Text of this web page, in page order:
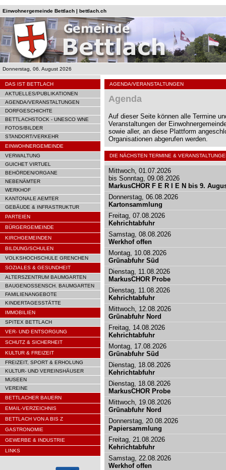
Einwohnergemeinde Bettlach | bettlach.ch
Donnerstag, 06. August 2026
DAS IST BETTLACH
AKTUELLES/PUBLIKATIONEN
AGENDA/VERANSTALTUNGEN
DORFGESCHICHTE
BETTLACHSTOCK - UNESCO WNE
FOTOS/BILDER
STANDORT/VERKEHR
EINWOHNERGEMEINDE
VERWALTUNG
GUICHET VIRTUEL
BEHÖRDEN/ORGANE
NEBENÄMTER
WERKHOF
KANTONALE AEMTER
GEBÄUDE & INFRASTRUKTUR
PARTEIEN
BÜRGERGEMEINDE
KIRCHGEMEINDEN
BILDUNG/SCHULEN
VOLKSHOCHSCHULE GRENCHEN
SOZIALES & GESUNDHEIT
ALTERSZENTRUM BAUMGARTEN
BAUGENOSSENSCH. BAUMGARTEN
FAMILIENANGEBOTE
KINDERTAGESSTÄTTE
IMMOBILIEN
SPITEX BETTLACH
VER- UND ENTSORGUNG
SCHUTZ & SICHERHEIT
KULTUR & FREIZEIT
FREIZEIT, SPORT & ERHOLUNG
KULTUR- UND VEREINSHÄUSER
MUSEEN
VEREINE
BETTLACHER BAUERN
EMAIL-VERZEICHNIS
BETTLACH VON A BIS Z
GASTRONOMIE
GEWERBE & INDUSTRIE
LINKS
AGENDA/VERANSTALTUNGEN
Agenda
Auf dieser Seite können alle Termine
Veranstaltungen der
sowie aller, an diese Plattform
Organisationen abgerufen werden.
DIE NÄCHSTEN TERMINE &
Mittwoch, 01.07.2026
bis Sonntag, 09.08.2026
MarkusCHOR F E R I E N bis 9.
Donnerstag, 06.08.2026
Kartonsammlung
Freitag, 07.08.2026
Kehrichtabfuhr
Samstag, 08.08.2026
Werkhof offen
Montag, 10.08.2026
Grünabfuhr Süd
Dienstag, 11.08.2026
MarkusCHOR Probe
Dienstag, 11.08.2026
Kehrichtabfuhr
Mittwoch, 12.08.2026
Grünabfuhr Nord
Freitag, 14.08.2026
Kehrichtabfuhr
Montag, 17.08.2026
Grünabfuhr Süd
Dienstag, 18.08.2026
Kehrichtabfuhr
Dienstag, 18.08.2026
MarkusCHOR Probe
Mittwoch, 19.08.2026
Grünabfuhr Nord
Donnerstag, 20.08.2026
Papiersammlung
Freitag, 21.08.2026
Kehrichtabfuhr
Samstag, 22.08.2026
Werkhof offen